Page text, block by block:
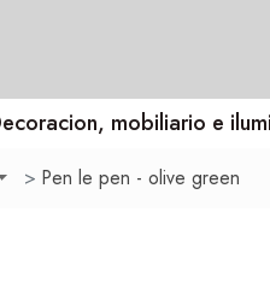
mobiliario e
Pen le pen - olive green